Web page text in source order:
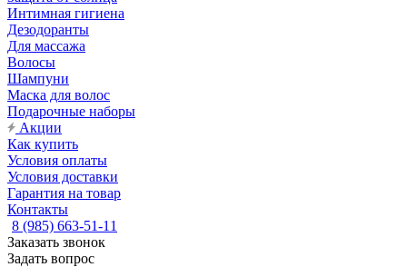
Интимная гигиена
Дезодоранты
Для массажа
Волосы
Шампуни
Маска для волос
Подарочные наборы
Акции
Как купить
Условия оплаты
Условия доставки
Гарантия на товар
Контакты
8 (985) 663-51-11
Заказать звонок
Задать вопрос